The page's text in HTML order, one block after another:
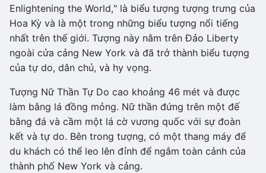
Enlightening the World," là biểu tượng tượng trưng của
Hoa Kỳ và là một trong những biểu tượng nổi tiếng
nhất trên thế giới. Tượng này nằm trên Đảo Liberty
ngoài cửa cảng New York và đã trở thành biểu tượng
của tự do, dân chủ, và hy vọng.
Tượng Nữ Thần Tự Do cao khoảng 46 mét và được
làm bằng lá đồng mỏng. Nữ thần đứng trên một đế
bằng đá và cầm một lá cờ vương quốc với sự đoàn
kết và tự do. Bên trong tượng, có một thang máy để
du khách có thể leo lên đỉnh để ngắm toàn cảnh của
thành phố New York và cảng.